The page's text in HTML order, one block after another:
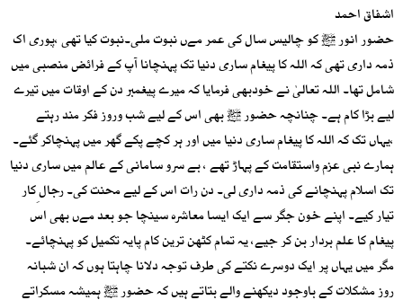
اشفاق احمد
حضور انور ﷺ کو چالیس سال کی عمر مےں نبوت ملی۔نبوت کیا تھی ،پوری اک
ذمہ داری تھی کہ اللہ کا پیغام ساری دنیا تک پہنچانا آپ کے فرائض منصبی میں
شامل تھا۔ اللہ تعالیٰ نے خودبھی فرمایا کہ میرے پیغمبر دن کے اوقات میں تیرے
لیے بڑا کام ہے۔ چنانچہ حضور ﷺ بھی اس کے لیے شب وروز فکر مند رہتے
،یہاں تک کہ اللہ کا پیغام ساری دنیا میں اور ہر کچے پکے گھر میں پہنچاکر گئے۔
ہمارے نبی عزم واستقامت کے پہاڑ تھے ، بے سرو سامانی کے عالم میں ساری دنیا
تک اسلام پہنچانے کی ذمہ داری لی۔ دن رات اس کے لیے محنت کی۔ رجال ِکار
تیار کیے۔ اپنے خون جگر سے ایک ایسا معاشرہ سینچا جو بعد مےں بھی اس
پیغام کا علم بردار بن کر جیے، یہ تمام کٹھن ترین کام پایہ تکمیل کو پہنچائے۔
مگر میں یہاں پر ایک دوسرے نکتے کی طرف توجہ دلانا چاہتا ہوں کہ ان شبانہ
روز مشکلات کے باوجود دیکھنے والے بتاتے ہیں کہ حضور ﷺ ہمیشہ مسکراتے